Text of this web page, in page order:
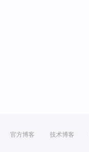
官方博客 技术博客